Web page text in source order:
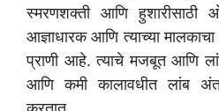
स्मरणशक्ती आणि
आज्ञाधारक आणि त्याच्या
प्राणी आहे. त्याचे मजबूत आणि
आणि कमी कालावधीत लांब